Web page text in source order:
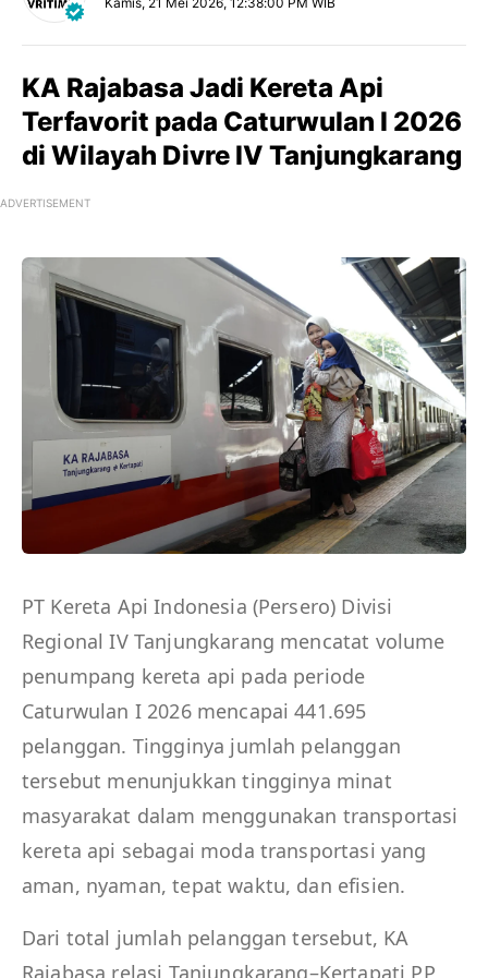
KA Rajabasa Jadi Kereta Api
Terfavorit pada Caturwulan I 2026
di Wilayah Divre IV Tanjungkarang
ADVERTISEMENT
PT Kereta Api Indonesia (Persero) Divisi
Regional IV Tanjungkarang mencatat volume
penumpang kereta api pada periode
Caturwulan I 2026 mencapai 441.695
pelanggan. Tingginya jumlah pelanggan
tersebut menunjukkan tingginya minat
masyarakat dalam menggunakan transportasi
kereta api sebagai moda transportasi yang
aman, nyaman, tepat waktu, dan efisien.
Dari total jumlah pelanggan tersebut, KA
Rajabasa relasi Tanjungkarang–Kertapati PP